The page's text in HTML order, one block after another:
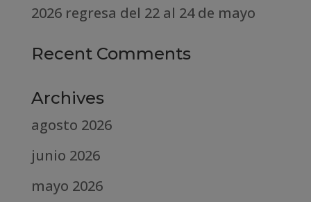
2026 regresa del 22 al 24 de mayo
Recent Comments
Archives
agosto 2026
junio 2026
mayo 2026